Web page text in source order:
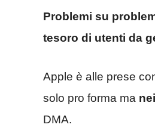
Problemi su
tesoro di utenti da
Apple è alle prese
solo pro forma ma
DMA.